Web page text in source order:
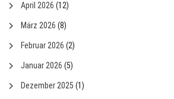
April 2026 (12)
März 2026 (8)
Februar 2026 (2)
Januar 2026 (5)
Dezember 2025 (1)